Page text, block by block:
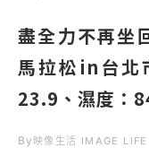
盡全力不再坐
馬拉松in台北
23.9、濕度：
By 映像生活 IMAGE LIFE